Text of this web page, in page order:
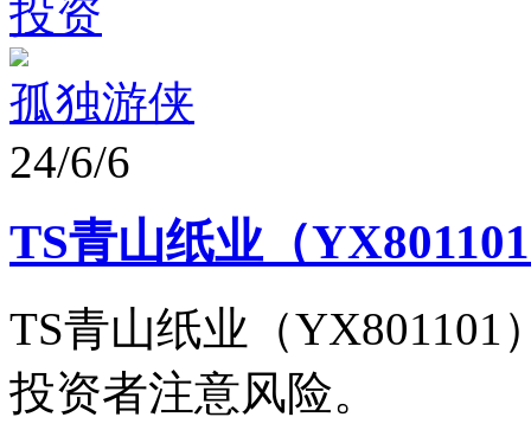
投资
孤独游侠
24/6/6
TS青山纸业（
TS青山纸业（
投资者注意风险。